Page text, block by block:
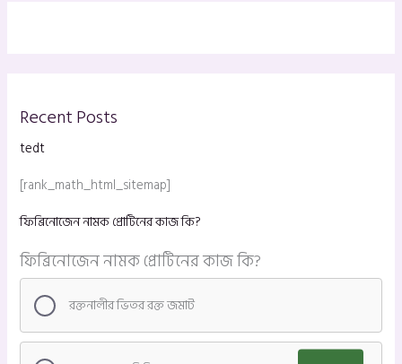
Recent Posts
tedt
[rank_math_html_sitemap]
ফিব্রিনোজেন নামক প্রোটিনের কাজ কি?
ফিব্রিনোজেন নামক প্রোটিনের কাজ কি?
রক্তনালীর ভিতর রক্ত জমাট